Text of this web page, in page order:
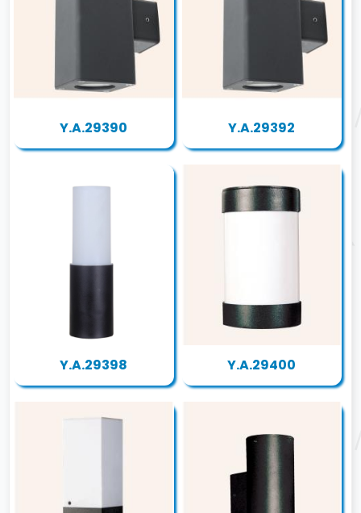
Y.A.29390 Y.A.29392
Y.A.29398 Y.A.29400